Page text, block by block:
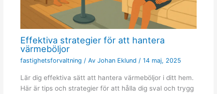
Effektiva strategier för att hantera
värmeböljor
fastighetsforvaltning / Av Johan Eklund / 14 maj, 2025
Lär dig effektiva sätt att hantera värmeböljor i ditt hem.
Här är tips och strategier för att hålla dig sval och trygg